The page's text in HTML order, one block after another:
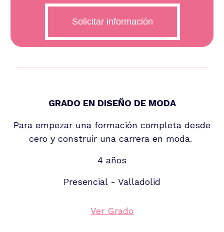
GRADO EN DISEÑO DE MODA
Para empezar una formación completa desde
cero y construir una carrera en moda.
4 años
Presencial - Valladolid
Ver Grado